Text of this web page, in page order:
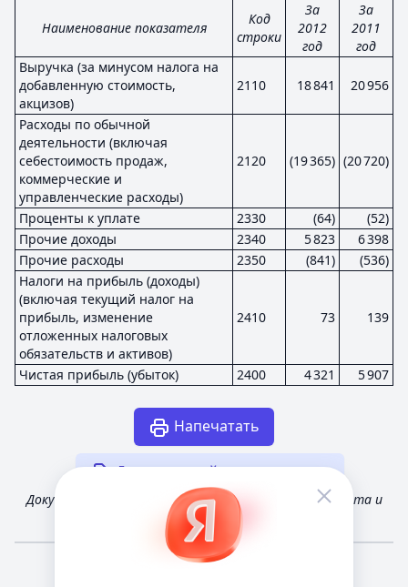
Наименование показателя
Код
строки
За
2012
год
За
2011
год
Выручка (за минусом налога на
добавленную стоимость,
акцизов)
2110 18 841 20 956
Расходы по обычной
деятельности (включая
себестоимость продаж,
коммерческие и
управленческие расходы)
2120 (19 365) (20 720)
Проценты к уплате 2330 (64)
(52)
Прочие доходы
2340 5 823
6 398
Прочие расходы
2350 (841)
(536)
Налоги на прибыль (доходы)
(включая текущий налог на
прибыль, изменение
отложенных налоговых
обязательств и активов)
2410 73 139
Чистая прибыль (убыток) 2400 4 321 5 907
Напечатать
Другая случайная отчетность
Документ получен из открытых источников Росстата и
Федеральной налоговой службы России